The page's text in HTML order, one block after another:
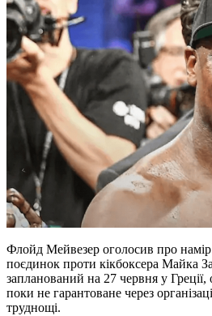
Флойд Мейвезер оголосив про
поєдинок проти кікбоксера Майка
запланований на 27 червня у
поки не гарантоване через
труднощі.